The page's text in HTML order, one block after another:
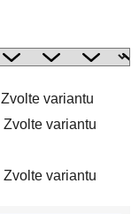
Zvolte variantu
Zvolte variantu
Zvolte variantu